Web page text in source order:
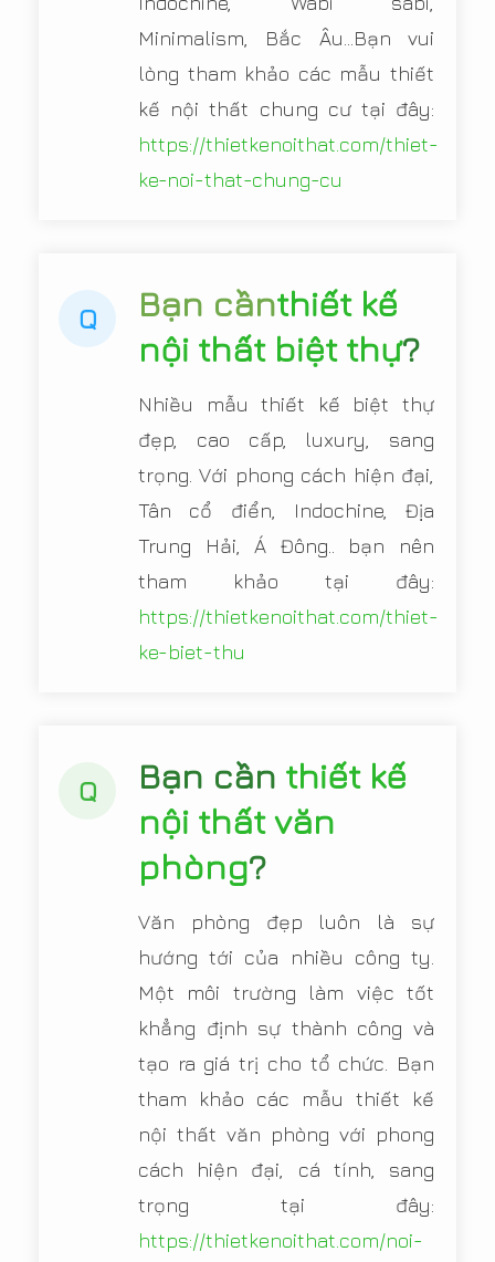
Minimalism, Bắc Âu...Bạn vui
lòng tham khảo các mẫu thiết
kế nội thất chung cư tại đây:
https://thietkenoithat.com/thiet-
ke-noi-that-chung-cu
Q Bạn cầnthiết kế
nội thất biệt thự?
Nhiều mẫu thiết kế biệt thự
đẹp, cao cấp, luxury, sang
trọng. Với phong cách hiện đại,
Tân cổ điển, Indochine, Địa
Trung Hải, Á Đông.. bạn nên
tham khảo tại đây:
https://thietkenoithat.com/thiet-
ke-biet-thu
Q Bạn cần thiết kế
nội thất văn
phòng?
Văn phòng đẹp luôn là sự
hướng tới của nhiều công ty.
Một môi trường làm việc tốt
khẳng định sự thành công và
tạo ra giá trị cho tổ chức. Bạn
tham khảo các mẫu thiết kế
nội thất văn phòng với phong
cách hiện đại, cá tính, sang
trọng tại đây:
https://thietkenoithat.com/noi-